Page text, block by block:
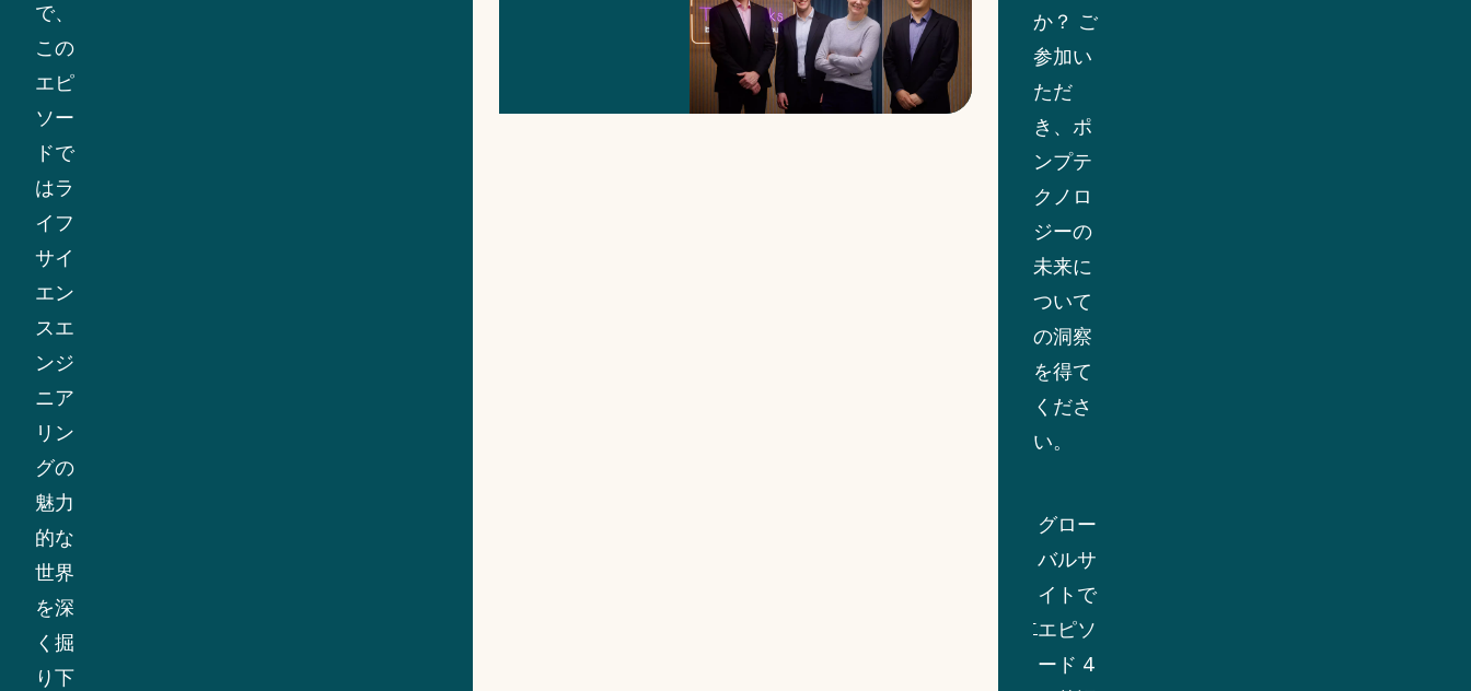
で、
この
エピ
ソー
ドで
はラ
イフ
サイ
エン
スエ
ンジ
ニア
リン
グの
魅力
的な
世界
を深
く掘
り下
か？ ご
参加い
ただ
き、ポ
ンプテ
クノロ
ジーの
未来に
ついて
の洞察
を得て
くださ
い。
グロー
バルサ
イトで
エピソ
ード 4